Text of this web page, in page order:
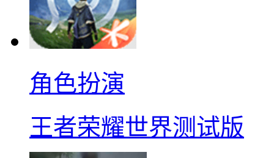
角色扮演
王者荣耀世界测试版